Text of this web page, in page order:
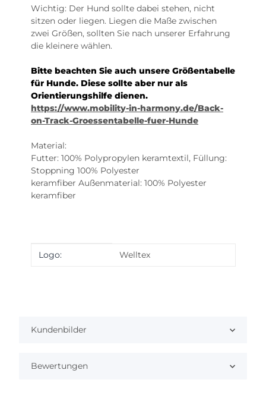
Wichtig: Der Hund sollte dabei stehen, nicht
sitzen oder liegen. Liegen die Maße zwischen
zwei Größen, sollten Sie nach unserer Erfahrung
die kleinere wählen.
Bitte beachten Sie auch unsere Größentabelle
für Hunde. Diese sollte aber nur als
Orientierungshilfe dienen.
https://www.mobility-in-harmony.de/Back-
on-Track-Groessentabelle-fuer-Hunde
Material:
Futter: 100% Polypropylen keramtextil, Füllung:
Stoppning 100% Polyester
keramfiber Außenmaterial: 100% Polyester
keramfiber
Produkteigenschaft
Wert
Logo: Welltex
Kundenbilder
Bewertungen